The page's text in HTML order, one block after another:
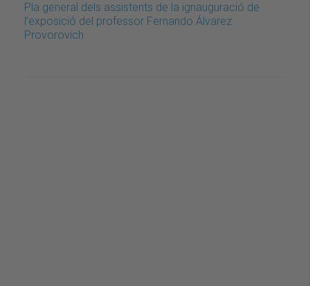
Pla general dels assistents de la ignauguració de
l’exposició del professor Fernando Álvarez
Provorovich